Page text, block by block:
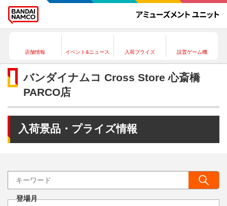
店舗情報 イベント&ニュース 入荷プライズ 設置ゲーム機
バンダイナムコ Cross Store 心斎橋
PARCO店
入荷景品・プライズ情報
登場月